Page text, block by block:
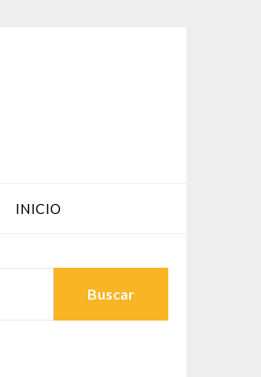
INICIO